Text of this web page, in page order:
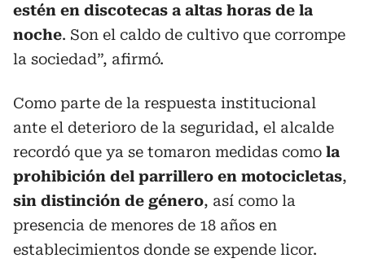
estén en discotecas a altas horas de la
noche. Son el caldo de cultivo que corrompe
la sociedad”, afirmó.
Como parte de la respuesta institucional
ante el deterioro de la seguridad, el alcalde
recordó que ya se tomaron medidas como la
prohibición del parrillero en motocicletas,
sin distinción de género, así como la
presencia de menores de 18 años en
establecimientos donde se expende licor.